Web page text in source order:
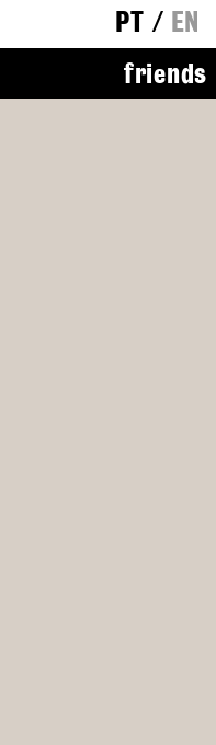
PT / EN
friends